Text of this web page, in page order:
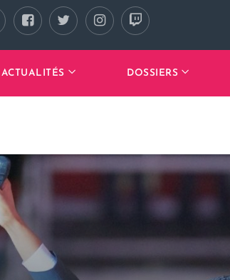
ACTUALITÉS DOSSIERS